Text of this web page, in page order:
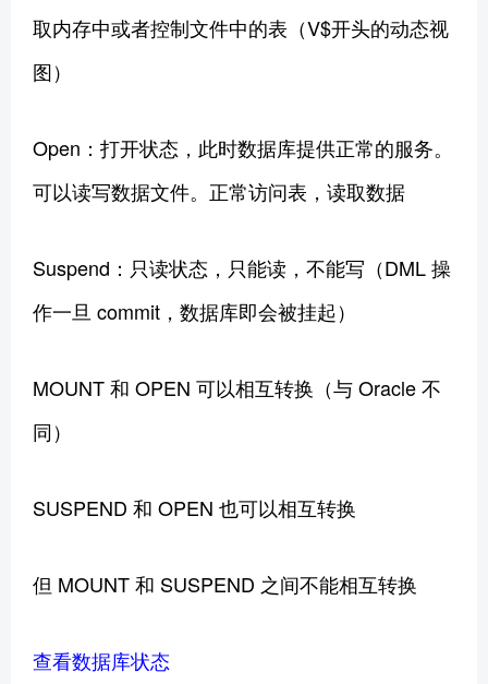
取内存中或者控制文件中的表（V$开头的动态视
图）
Open：打开状态，此时数据库提供正常的服务。
可以读写数据文件。正常访问表，读取数据
Suspend：只读状态，只能读，不能写（DML 操
作一旦 commit，数据库即会被挂起）
MOUNT 和 OPEN 可以相互转换（与 Oracle 不
同）
SUSPEND 和 OPEN 也可以相互转换
但 MOUNT 和 SUSPEND 之间不能相互转换
查看数据库状态